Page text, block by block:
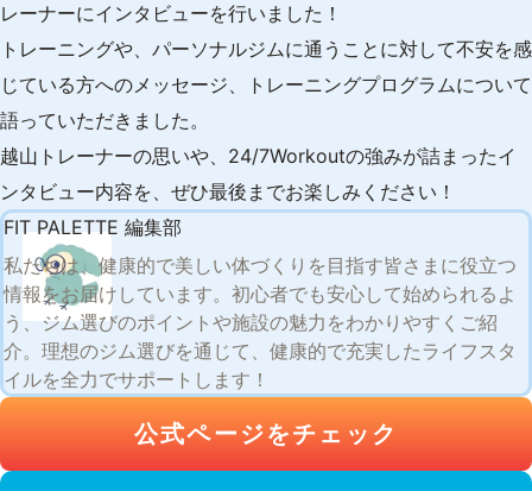
レーナーにインタビューを行いました！
トレーニングや、パーソナルジムに通うことに対して不安を感
じている方へのメッセージ、トレーニングプログラムについて
語っていただきました。
越山トレーナーの思いや、24/7Workoutの強みが詰まったイ
ンタビュー内容を、ぜひ最後までお楽しみください！
FIT PALETTE 編集部
私たちは、健康的で美しい体づくりを目指す皆さまに役立つ
情報をお届けしています。初心者でも安心して始められるよ
う、ジム選びのポイントや施設の魅力をわかりやすくご紹
介。理想のジム選びを通じて、健康的で充実したライフスタ
イルを全力でサポートします！
公式ページをチェック